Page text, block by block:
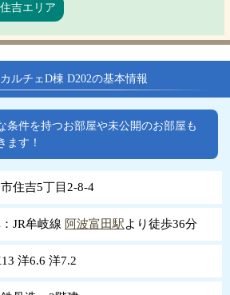
住吉エリア
ルチェD棟 D202の基本情報
条件を持つお部屋や未公開のお部屋も
ます！
住吉5丁目2-8-4
JR牟岐線 阿波富田駅より徒歩36分
洋6.6 洋7.2